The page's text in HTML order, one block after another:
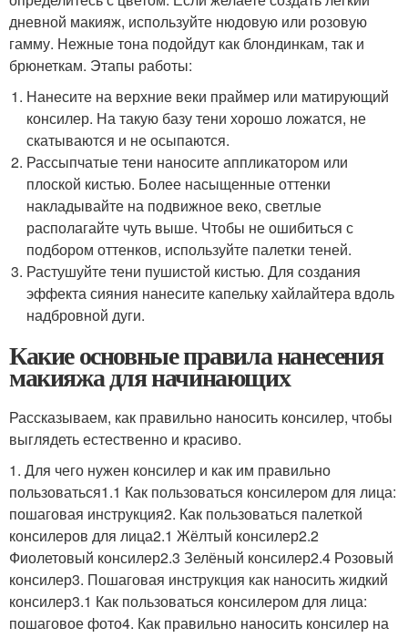
дневной макияж, используйте нюдовую или розовую
гамму. Нежные тона подойдут как блондинкам, так и
брюнеткам. Этапы работы:
Нанесите на верхние веки праймер или матирующий
консилер. На такую базу тени хорошо ложатся, не
скатываются и не осыпаются.
Рассыпчатые тени наносите аппликатором или
плоской кистью. Более насыщенные оттенки
накладывайте на подвижное веко, светлые
располагайте чуть выше. Чтобы не ошибиться с
подбором оттенков, используйте палетки теней.
Растушуйте тени пушистой кистью. Для создания
эффекта сияния нанесите капельку хайлайтера вдоль
надбровной дуги.
Какие основные правила нанесения
макияжа для начинающих
Рассказываем, как правильно наносить консилер, чтобы
выглядеть естественно и красиво.
1. Для чего нужен консилер и как им правильно
пользоваться1.1 Как пользоваться консилером для лица:
пошаговая инструкция2. Как пользоваться палеткой
консилеров для лица2.1 Жёлтый консилер2.2
Фиолетовый консилер2.3 Зелёный консилер2.4 Розовый
консилер3. Пошаговая инструкция как наносить жидкий
консилер3.1 Как пользоваться консилером для лица:
пошаговое фото4. Как правильно наносить консилер на